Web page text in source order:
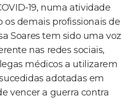
19, numa atividade
os demais profissionais de
Soares tem sido uma voz
nas redes sociais,
médicos a utilizarem
adotadas em
vencer a guerra contra